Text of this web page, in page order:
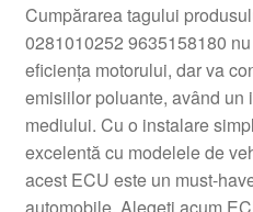
Plângere
Plățile
Politică de confidențialitate
Procedura de reclamație
Cumpărarea tagului
0281010252 9635158180
eficiența motorului, dar va
emisiilor poluante, având un
mediului. Cu o instalare
excelentă cu modelele de
acest ECU este un must-
automobile. Alegeți acum